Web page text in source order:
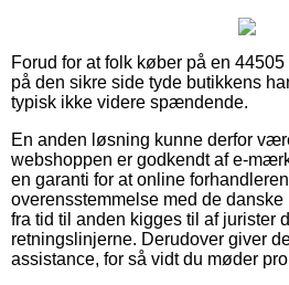
Forud for at folk køber på en
på den sikre side tyde butikkens
typisk ikke videre spændende.
En anden løsning kunne derfor
webshoppen er godkendt af e-
en garanti for at online
overensstemmelse med de
fra tid til anden kigges til af jurister
retningslinjerne. Derudover giver
assistance, for så vidt du møder